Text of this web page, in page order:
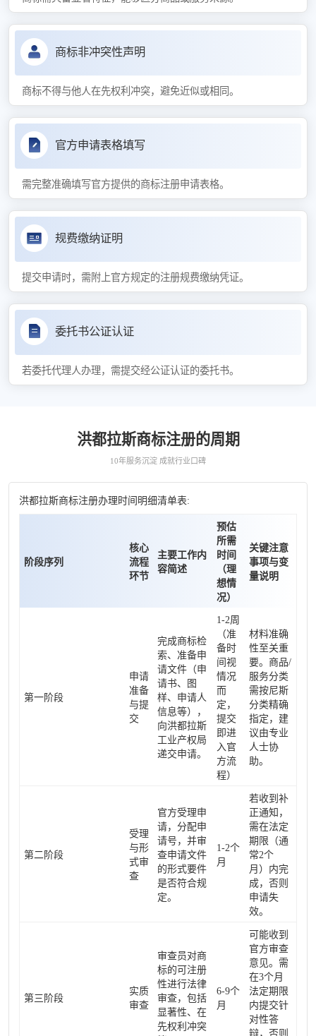
商标非冲突性声明
商标不得与他人在先权利冲突，避免近似或相同。
官方申请表格填写
需完整准确填写官方提供的商标注册申请表格。
规费缴纳证明
提交申请时，需附上官方规定的注册规费缴纳凭证。
委托书公证认证
若委托代理人办理，需提交经公证认证的委托书。
洪都拉斯商标注册的周期
10年服务沉淀 成就行业口碑
洪都拉斯商标注册办理时间明细清单表:
阶段序列
核心
流程
环节
主要工作内
容简述
预估
所需
时间
（理
想情
况）
关键注意
事项与变
量说明
第一阶段
申请
准备
与提
交
完成商标检
索、准备申
请文件（申
请书、图
样、申请人
信息等），
向洪都拉斯
工业产权局
递交申请。
1-2周
（准
备时
间视
情况
而
定，
提交
即进
入官
方流
程）
材料准确
性至关重
要。商品/
服务分类
需按尼斯
分类精确
指定，建
议由专业
人士协
助。
第二阶段
受理
与形
式审
查
官方受理申
请，分配申
请号，并审
查申请文件
的形式要件
是否符合规
定。
1-2个
月
若收到补
正通知，
需在法定
期限（通
常2个
月）内完
成，否则
申请失
效。
第三阶段
实质
审查
审查员对商
标的可注册
性进行法律
审查，包括
显著性、在
先权利冲突
6-9个
月
可能收到
官方审查
意见。需
在3个月
法定期限
内提交针
对性答
辩，否则